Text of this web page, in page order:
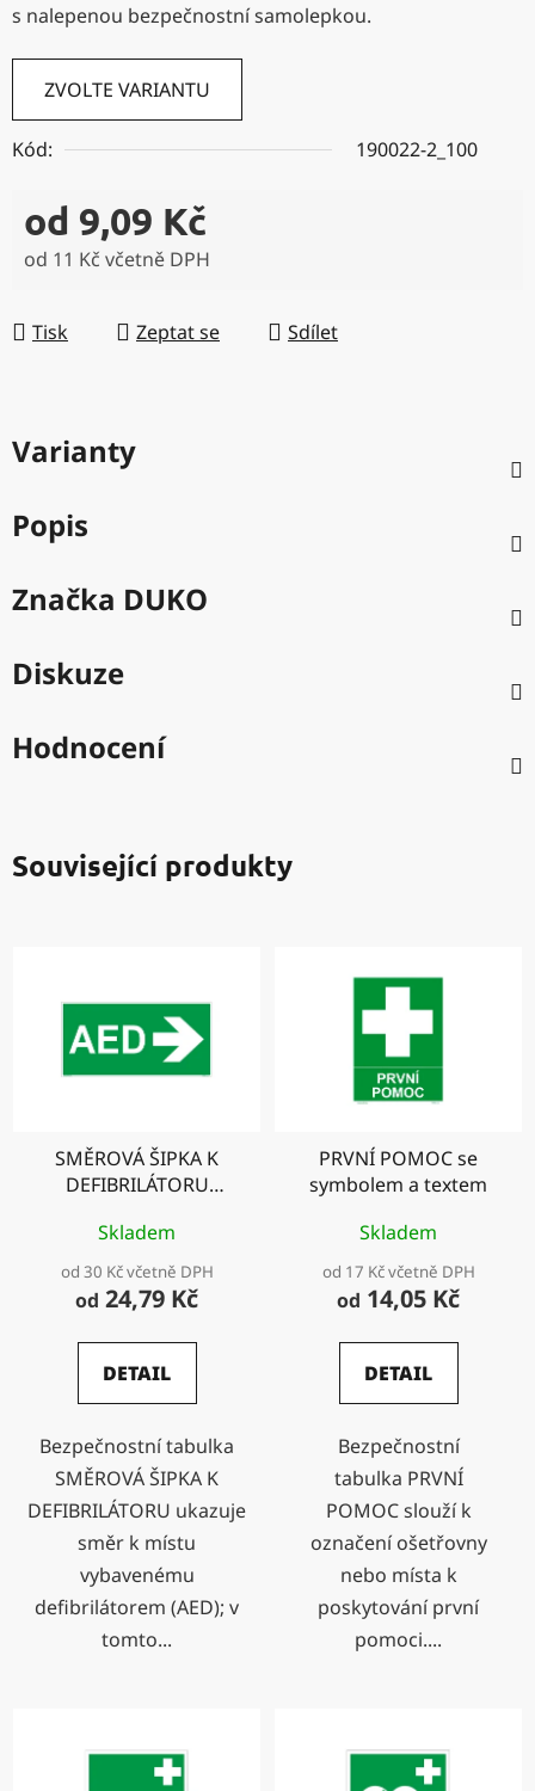
s nalepenou bezpečnostní samolepkou.
ZVOLTE VARIANTU
Kód: 190022-2_100
od 9,09 Kč
od 11 Kč včetně DPH
Tisk
Zeptat se Sdílet
Varianty
Popis
Značka DUKO
Diskuze
Hodnocení
Související produkty
SMĚROVÁ ŠIPKA K
DEFIBRILÁTORU
Skladem
od 30 Kč včetně DPH
od 24,79 Kč
DETAIL
Bezpečnostní tabulka
SMĚROVÁ ŠIPKA K
DEFIBRILÁTORU ukazuje
směr k místu
vybavenému
defibrilátorem (AED); v
tomto...
PRVNÍ POMOC se
symbolem a textem
Skladem
od 17 Kč včetně DPH
od 14,05 Kč
DETAIL
Bezpečnostní
tabulka PRVNÍ
POMOC slouží k
označení ošetřovny
nebo místa k
poskytování první
pomoci....